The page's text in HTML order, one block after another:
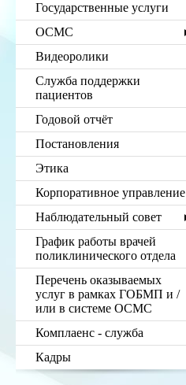
Государственные услуги
ОСМС
Видеоролики
Служба поддержки
пациентов
Годовой отчёт
Постановления
Этика
Корпоративное управление
Наблюдательный совет
График работы врачей
поликлинического отдела
Перечень оказываемых
услуг в рамках ГОБМП и /
или в системе ОСМС
Комплаенс - служба
Кадры